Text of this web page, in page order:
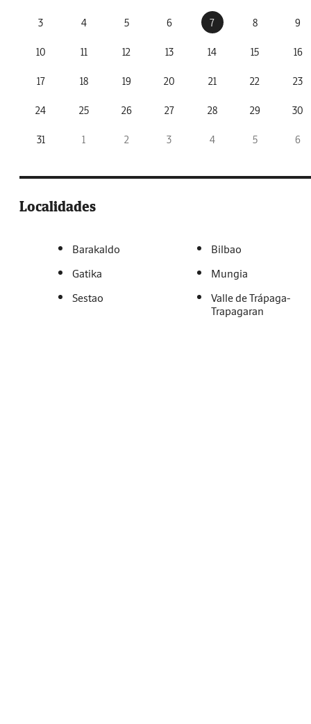
3 4 5 6 7 8 9
10 11 12 13 14 15 16
17 18 19 20 21 22 23
24 25 26 27 28 29 30
31 1 2 3 4 5 6
Localidades
Barakaldo
Bilbao
Gatika
Mungia
Sestao
Valle de Trápaga-
Trapagaran